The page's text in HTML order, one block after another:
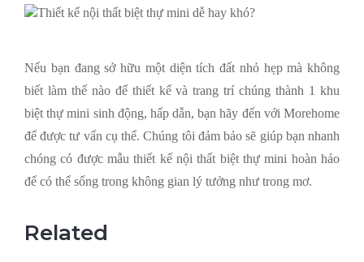
Nếu bạn đang sở hữu một diện tích đất nhỏ hẹp mà không
biết làm thế nào để thiết kế và trang trí chúng thành 1 khu
biệt thự mini sinh động, hấp dẫn, bạn hãy đến với Morehome
để được tư vấn cụ thể. Chúng tôi đảm bảo sẽ giúp bạn nhanh
chóng có được mẫu thiết kế nội thất biệt thự mini hoàn hảo
để có thể sống trong không gian lý tưởng như trong mơ.
Related